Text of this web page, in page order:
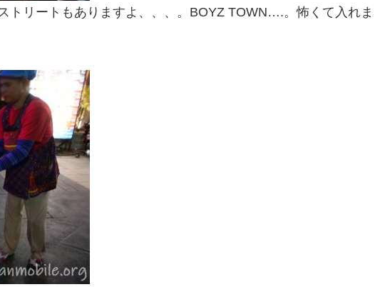
トリートもありますよ、、、。BOYZ TOWN….。怖くて入れま